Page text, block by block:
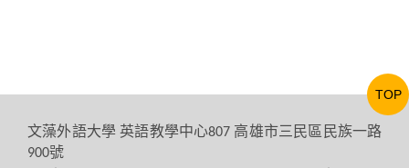
文藻外語大學 英語教學中心807 高雄市三民區民族一路
900號
TOP